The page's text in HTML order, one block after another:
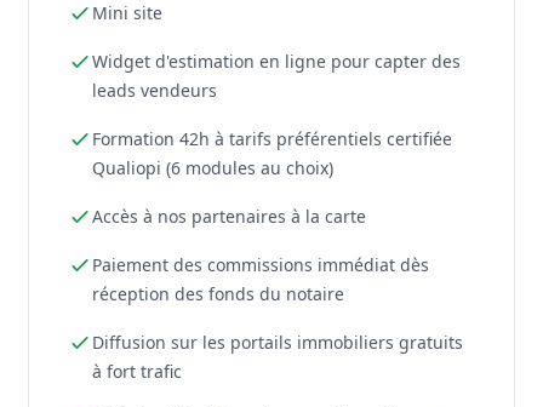
Mini site
Widget d'estimation en ligne pour capter des
leads vendeurs
Formation 42h à tarifs préférentiels certifiée
Qualiopi (6 modules au choix)
Accès à nos partenaires à la carte
Paiement des commissions immédiat dès
réception des fonds du notaire
Diffusion sur les portails immobiliers gratuits
à fort trafic